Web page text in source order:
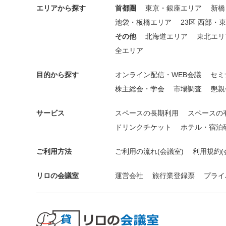
エリアから探す 首都圏 東京・銀座エリア
新
池袋・板橋エリア
23区 西部・
その他
北海道エリア
東北エ
全エリア
目的から探す オンライン配信・WEB会議
セ
株主総会・学会
市場調査 懇
サービス スペースの長期利用
スペースの
ドリンクチケット
ホテル・宿泊
ご利用方法 ご利用の流れ(会議室) 利用規約(
リロの会議室 運営会社 旅行業登録票 プラ